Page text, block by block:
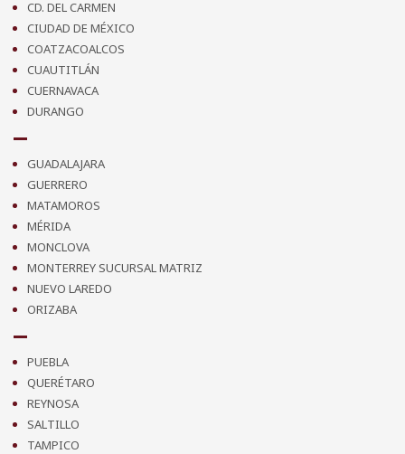
CD. DEL CARMEN
CIUDAD DE MÉXICO
COATZACOALCOS
CUAUTITLÁN
CUERNAVACA
DURANGO
GUADALAJARA
GUERRERO
MATAMOROS
MÉRIDA
MONCLOVA
MONTERREY SUCURSAL MATRIZ
NUEVO LAREDO
ORIZABA
PUEBLA
QUERÉTARO
REYNOSA
SALTILLO
TAMPICO